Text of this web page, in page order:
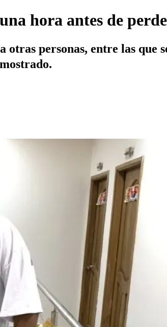
hora antes de
personas, entre las que